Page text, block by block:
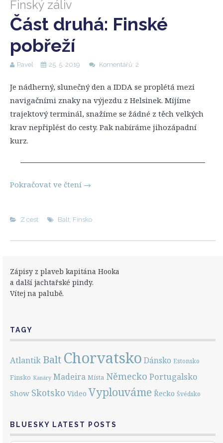
Finský záliv
Část druhá: Finské
pobřeží
Pavel 25. 5. 2019 Komentářů: 2
Je nádherný, slunečný den a IDDA se proplétá mezi
navigačními znaky na výjezdu z Helsinek. Míjíme
trajektový terminál, snažíme se žádné z těch velkých
krav nepřiplést do cesty. Pak nabíráme jihozápadní
kurz.
Pokračovat ve čtení →
Z cest Balt, Finsko
Zápisy z plaveb kapitána Hooka
a další jachtařské pindy.
Vítej na palubě.
TAGY
Atlantik Balt Chorvatsko Dánsko Estonsko
Finsko Kanáry Madeira Místa Německo Portugalsko
Show Skotsko Video Vyplouváme Řecko Švédsko
BLUESKY LATEST POSTS